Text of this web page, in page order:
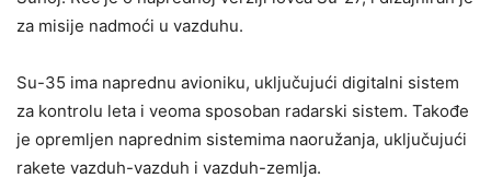
za misije nadmoći u vazduhu.
Su-35 ima naprednu avioniku, uključujući digitalni sistem
za kontrolu leta i veoma sposoban radarski sistem. Takođe
je opremljen naprednim sistemima naoružanja, uključujući
rakete vazduh-vazduh i vazduh-zemlja.